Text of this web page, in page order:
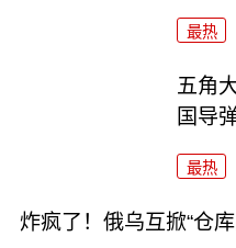
最热
五角
国导
最热
炸疯了！俄乌互掀“仓